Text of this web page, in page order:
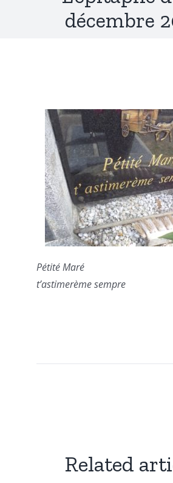
décembre
Pétité Maré
t’astimerème sempre
Related